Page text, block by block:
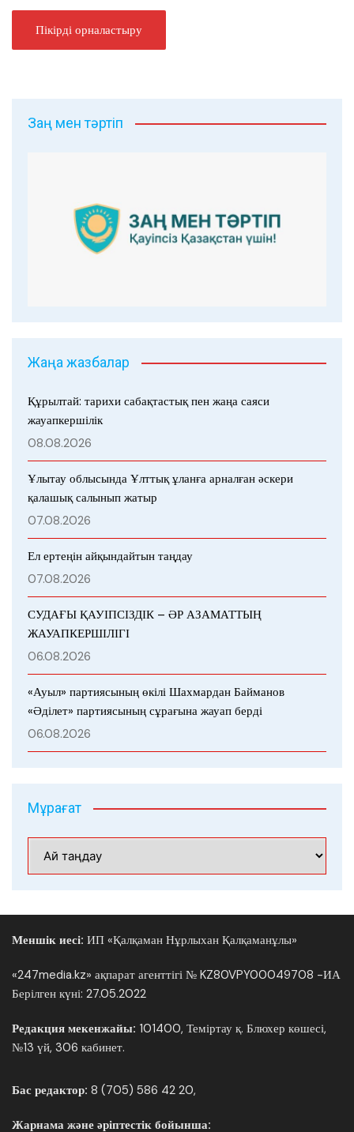
Заң мен тәртіп
Жаңа жазбалар
Құрылтай: тарихи сабақтастық пен жаңа саяси
жауапкершілік
08.08.2026
Ұлытау облысында Ұлттық ұланға арналған әскери
қалашық салынып жатыр
07.08.2026
Ел ертеңін айқындайтын таңдау
07.08.2026
СУДАҒЫ ҚАУІПСІЗДІК – ӘР АЗАМАТТЫҢ
ЖАУАПКЕРШІЛІГІ
06.08.2026
«Ауыл» партиясының өкілі Шахмардан Байманов
«Әділет» партиясының сұрағына жауап берді
06.08.2026
Мұрағат
Меншік иесі: ИП «Қалқаман Нұрлыхан Қалқаманұлы»
«247media.kz» ақпарат агенттігі № KZ80VPY00049708 -ИА
Берілген күні: 27.05.2022
Редакция мекенжайы: 101400, Теміртау қ. Блюхер көшесі,
№13 үй, 306 кабинет.
Бас редактор: 8 (705) 586 42 20,
Жарнама және әріптестік бойынша: